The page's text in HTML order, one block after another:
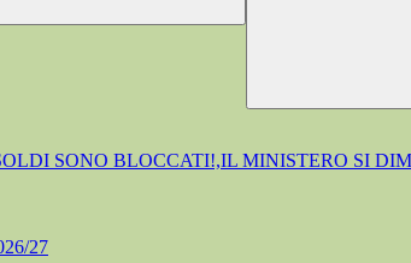
SONO BLOCCATI!,IL MINISTERO SI
27